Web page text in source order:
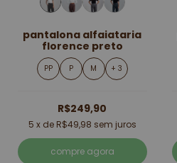
pantalona alfaiataria
florence preto
PP P M + 3
R$249,90
5 x de R$49,98 sem juros
compre agora